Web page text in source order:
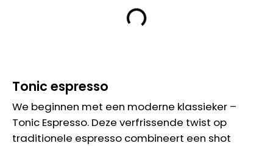
Tonic espresso
We beginnen met een moderne klassieker –
Tonic Espresso. Deze verfrissende twist op
traditionele espresso combineert een shot